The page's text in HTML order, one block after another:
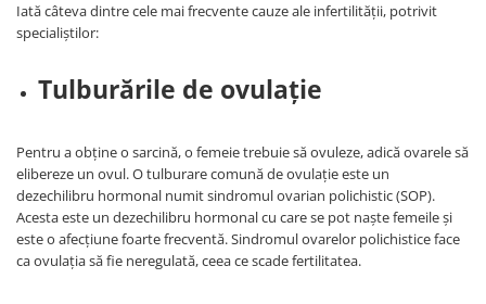
Iată câteva dintre cele mai frecvente cauze ale infertilității, potrivit
specialiștilor:
Tulburările de ovulație
Pentru a obține o sarcină, o femeie trebuie să ovuleze, adică ovarele să
elibereze un ovul. O tulburare comună de ovulație este un
dezechilibru hormonal numit sindromul ovarian polichistic (SOP).
Acesta este un dezechilibru hormonal cu care se pot naște femeile și
este o afecțiune foarte frecventă. Sindromul ovarelor polichistice face
ca ovulația să fie neregulată, ceea ce scade fertilitatea.